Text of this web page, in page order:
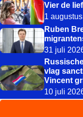
Vier de
1
Ruben
31 juli
vlag
Vincent
10 juli